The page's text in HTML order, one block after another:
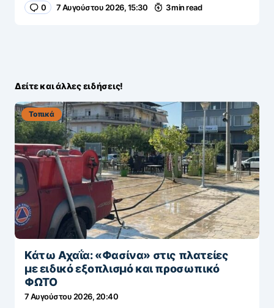
0 7 Αυγούστου 2026, 15:30 3 min read
Δείτε και άλλες ειδήσεις!
Τοπικά
Κάτω Αχαΐα: «Φασίνα» στις πλατείες
με ειδικό εξοπλισμό και προσωπικό
ΦΩΤΟ
7 Αυγούστου 2026, 20:40